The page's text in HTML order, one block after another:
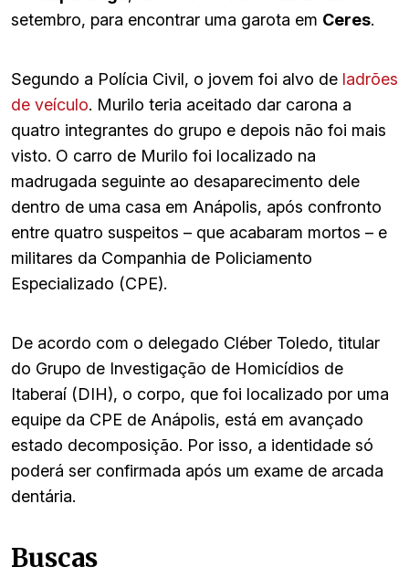
setembro, para encontrar uma garota em Ceres.
Segundo a Polícia Civil, o jovem foi alvo de ladrões
de veículo. Murilo teria aceitado dar carona a
quatro integrantes do grupo e depois não foi mais
visto. O carro de Murilo foi localizado na
madrugada seguinte ao desaparecimento dele
dentro de uma casa em Anápolis, após confronto
entre quatro suspeitos – que acabaram mortos – e
militares da Companhia de Policiamento
Especializado (CPE).
De acordo com o delegado Cléber Toledo, titular
do Grupo de Investigação de Homicídios de
Itaberaí (DIH), o corpo, que foi localizado por uma
equipe da CPE de Anápolis, está em avançado
estado decomposição. Por isso, a identidade só
poderá ser confirmada após um exame de arcada
dentária.
Buscas